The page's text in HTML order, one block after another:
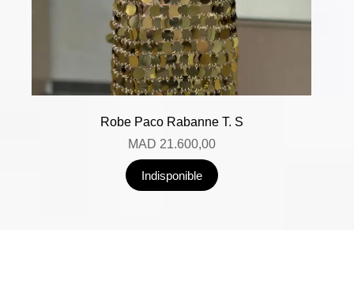
Robe Paco Rabanne T. S
MAD 21.600,00
Indisponible